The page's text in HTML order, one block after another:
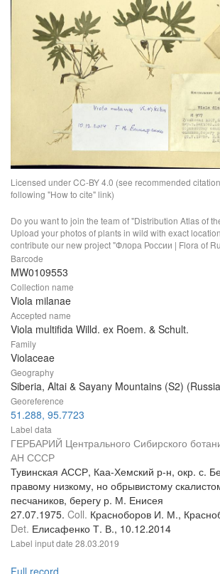
Licensed under CC-BY 4.0 (see recommended
following "How to cite" link)
Do you want to join the team of "Distribution Atlas of
Upload your photos of plants in wild with exact
contribute our new project "Флора России | Flora of
Barcode
MW0109553
Collection name
Viola milanae
Accepted name
Viola multifida Willd. ex Roem. & Schult.
Family
Violaceae
Geography
Siberia, Altai & Sayany Mountains (S2)
Georeference
51.288, 95.7723
Label data
ГЕРБАРИЙ Центрального Сибирского
АН СССР
Тувинская АССР, Каа-Хемский р-н, окр. с.
правому низкому, но обрывистому
песчаников, берегу р. М. Енисея
27.07.1975. Coll. Красноборов И. М.,
Det. Елисафенко Т. В., 10.12.2014
Label input date 28.03.2019
Full record